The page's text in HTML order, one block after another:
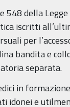
548 della
iscritti
per
bandita e
separata.
in
idonei e